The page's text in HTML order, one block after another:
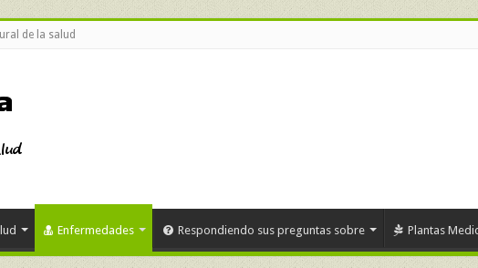
de la salud
Enfermedades Respondiendo sus preguntas sobre Plantas